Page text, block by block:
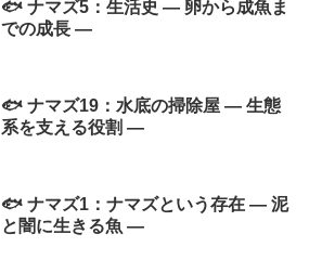
🐟 ナマズ5：生活史 ― 卵から成魚ま
での成長 ―
🐟 ナマズ19：水底の掃除屋 ― 生態
系を支える役割 ―
🐟 ナマズ1：ナマズという存在 ― 泥
と闇に生きる魚 ―